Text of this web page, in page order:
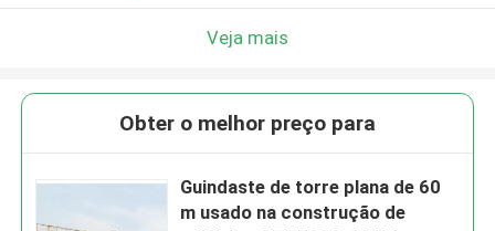
Veja mais
Obter o melhor preço para
Guindaste de torre plana de 60
m usado na construção de